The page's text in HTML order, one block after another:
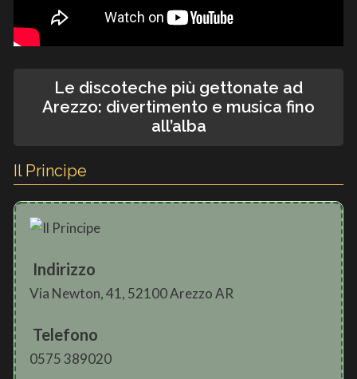
Le discoteche più gettonate ad
Arezzo: divertimento e musica fino
all’alba
Il Principe
Indirizzo
Via Newton, 41, 52100 Arezzo AR
Telefono
0575 389020